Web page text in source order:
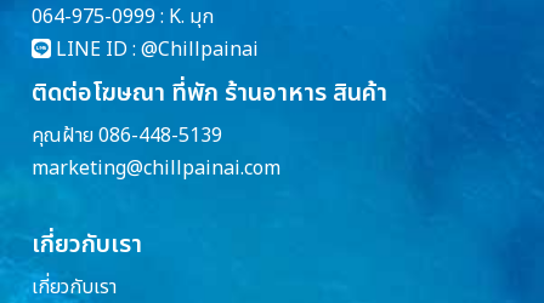
064-975-0999 : K. มุก
LINE ID : @Chillpainai
ติดต่อโฆษณา ที่พัก ร้านอาหาร สินค้า
คุณฝ้าย 086-448-5139
marketing@chillpainai.com
เกี่ยวกับเรา
เกี่ยวกับเรา